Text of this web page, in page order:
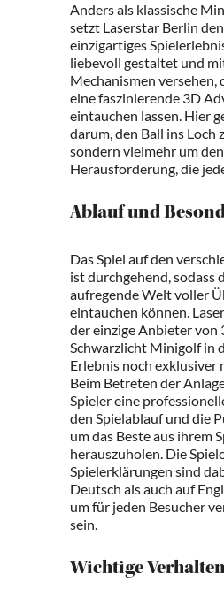
Anders als klassische
setzt Laserstar Berlin
einzigartiges
liebevoll gestaltet und
Mechanismen versehen,
eine faszinierende 3D
eintauchen lassen. Hier
darum, den Ball ins Loch
sondern vielmehr um
Herausforderung, die
Ablauf und
Das Spiel auf den
ist durchgehend, sodass
aufregende Welt voller
eintauchen können.
der einzige Anbieter von
Schwarzlicht Minigolf in
Erlebnis noch exklusiver
Beim Betreten der
Spieler eine
den Spielablauf und die
um das Beste aus ihrem
herauszuholen. Die
Spielerklärungen sind
Deutsch als auch auf
um für jeden Besucher
sein.
Wichtige